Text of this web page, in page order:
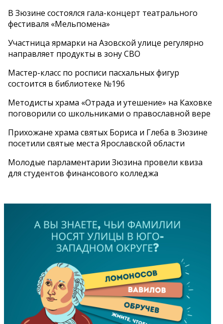
В Зюзине состоялся гала-концерт театрального
фестиваля «Мельпомена»
Участница ярмарки на Азовской улице регулярно
направляет продукты в зону СВО
Мастер-класс по росписи пасхальных фигур
состоится в библиотеке №196
Методисты храма «Отрада и утешение» на Каховке
поговорили со школьниками о православной вере
Прихожане храма святых Бориса и Глеба в Зюзине
посетили святые места Ярославской области
Молодые парламентарии Зюзина провели квиза
для студентов финансового колледжа